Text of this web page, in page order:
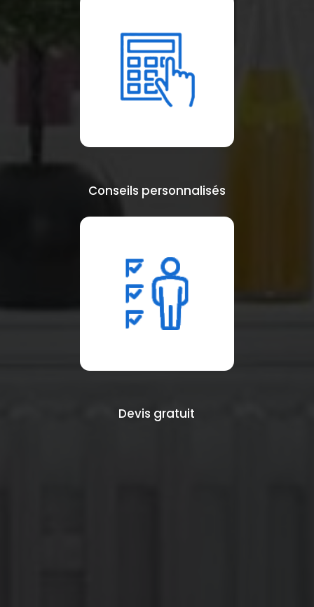
Conseils personnalisés
Devis gratuit